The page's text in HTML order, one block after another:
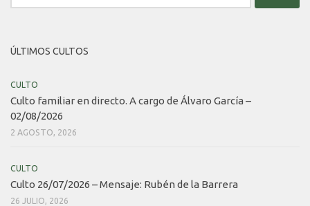
ÚLTIMOS CULTOS
CULTO
Culto familiar en directo. A cargo de Álvaro García –
02/08/2026
2 AGOSTO, 2026
CULTO
Culto 26/07/2026 – Mensaje: Rubén de la Barrera
26 JULIO, 2026